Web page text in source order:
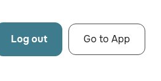
Log out Go to App